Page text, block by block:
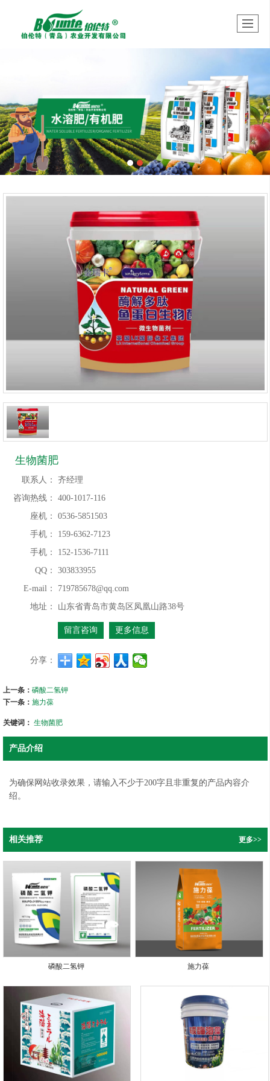
生物菌肥
联系人：
齐经理
咨询热线：
400-1017-116
座机：
0536-5851503
手机：
159-6362-7123
手机：
152-1536-7111
QQ：
303833955
E-mail：
719785678@qq.com
地址：
山东省青岛市黄岛区凤凰山路38号
留言咨询 更多信息
分享：
上一条： 磷酸二氢钾
下一条： 施力葆
关键词： 生物菌肥
产品介绍
为确保网站收录效果，请输入不少于200字且非重复的产品内容介
绍。
相关推荐 更多>>
磷酸二氢钾 施力葆